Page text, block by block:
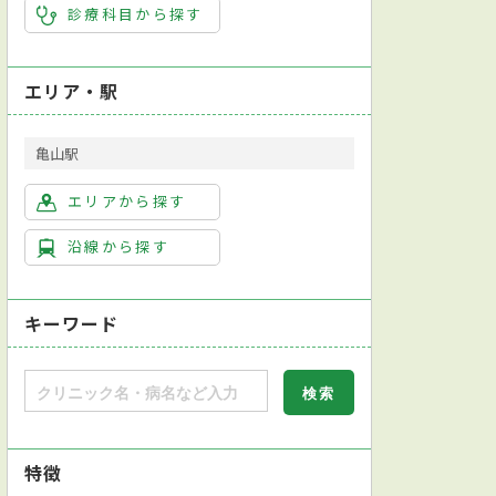
診療科目から探す
エリア・駅
亀山駅
エリアから探す
沿線から探す
キーワード
特徴